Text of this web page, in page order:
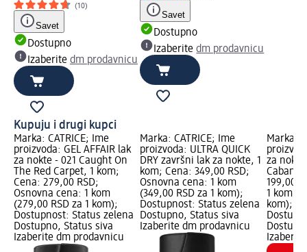
(10)
Savet
Dostupno
Izaberite dm prodavnicu
Savet
Dostupno
Izaberitedm prodavnicu
Kupuju i drugi kupci
Marka: CATRICE; Ime
proizvoda: GEL AFFAIR lak
za nokte - 021 Caught On
The Red Carpet, 1 kom;
Cena: 279,00 RSD;
Osnovna cena: 1 kom
(279,00 RSD za 1 kom);
Dostupnost: Status zelena
Dostupno, Status siva
Izaberite dm prodavnicu
Marka: CATRICE; Ime
proizvoda: ULTRA QUICK
DRY završni lak za nokte, 1
kom; Cena: 349,00 RSD;
Osnovna cena: 1 kom
(349,00 RSD za 1 kom);
Dostupnost: Status zelena
Dostupno, Status siva
Izaberite dm prodavnicu
Marka:
za nokte
Cabana,
199,00
1 kom
kom);